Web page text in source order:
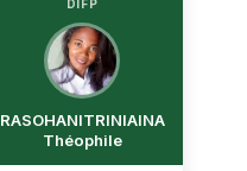
DIFP
RASOHANITRINIAINA
Théophile